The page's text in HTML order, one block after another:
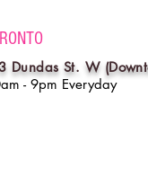
Dundas St. W
- 9pm Everyday